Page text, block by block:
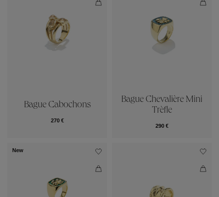
Bague Cabochons
270 €
Bague Chevalière Mini
Trèfle
290 €
New